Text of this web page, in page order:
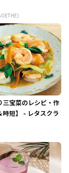
三宝菜のレシピ・作
時短】 - レタスクラ